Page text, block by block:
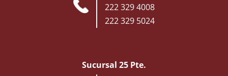
222 329 4008
222 329 5024
Sucursal 25 Pte.